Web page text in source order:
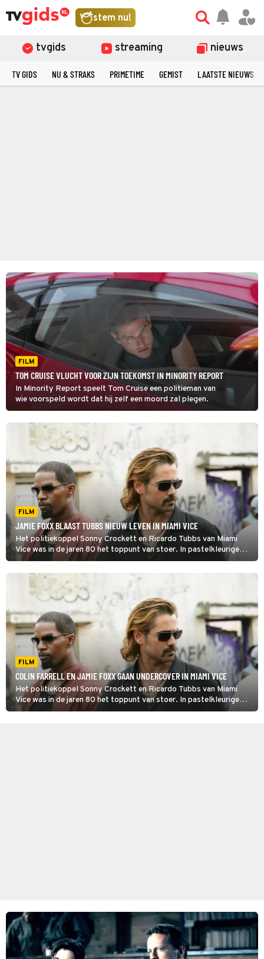
stem nu!
tvgids streaming nieuws
TV GIDS NU & STRAKS PRIMETIME GEMIST LAATSTE NIEUWS
FILM
TOM CRUISE VLUCHT VOOR ZIJN TOEKOMST IN MINORITY REPORT
In Minority Report speelt Tom Cruise een politieman van
wie voorspeld wordt dat hij zelf een moord zal plegen.
FILM
JAMIE FOXX BLAAST TUBBS NIEUW LEVEN IN MIAMI VICE
Het politiekoppel Sonny Crockett en Ricardo Tubbs van Miami
Vice was in de jaren 80 het toppunt van stoer. In pastelkleurige
pakken namen ze het op tegen allerhande gespuis.
FILM
COLIN FARRELL EN JAMIE FOXX GAAN UNDERCOVER IN MIAMI VICE
Het politiekoppel Sonny Crockett en Ricardo Tubbs van Miami
Vice was in de jaren 80 het toppunt van stoer. In pastelkleurige
pakken namen ze het op tegen allerhande gespuis.